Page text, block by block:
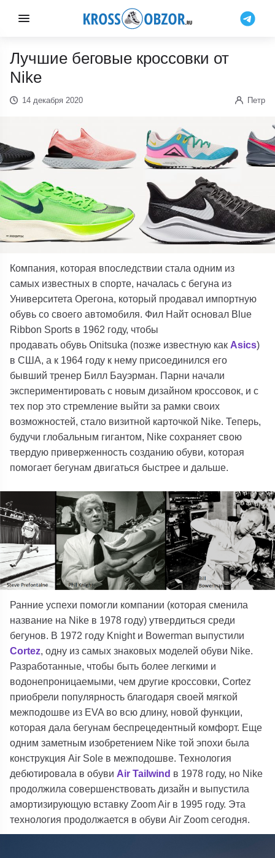
Лучшие беговые кроссовки от
Nike
14 декабря 2020 Петр
Компания, которая впоследствии стала одним из
самых известных в спорте, началась с бегуна из
Университета Орегона, который продавал импортную
обувь со своего автомобиля. Фил Найт основал Blue
Ribbon Sports в 1962 году, чтобы
продавать обувь Onitsuka (позже известную как Asics)
в США, а к 1964 году к нему присоединился его
бывший тренер Билл Бауэрман. Парни начали
экспериментировать с новым дизайном кроссовок, и с
тех пор это стремление выйти за рамки своих
возможностей, стало визитной карточкой Nike. Теперь,
будучи глобальным гигантом, Nike сохраняет свою
твердую приверженность созданию обуви, которая
помогает бегунам двигаться быстрее и дальше.
Ранние успехи помогли компании (которая сменила
название на Nike в 1978 году) утвердиться среди
бегунов. В 1972 году Knight и Bowerman выпустили
Cortez, одну из самых знаковых моделей обуви Nike.
Разработанные, чтобы быть более легкими и
водонепроницаемыми, чем другие кроссовки, Cortez
приобрели популярность благодаря своей мягкой
межподошве из EVA во всю длину, новой функции,
которая дала бегунам беспрецедентный комфорт. Еще
одним заметным изобретением Nike той эпохи была
конструкция Air Sole в межподошве. Технология
дебютировала в обуви Air Tailwind в 1978 году, но Nike
продолжила совершенствовать дизайн и выпустила
амортизирующую вставку Zoom Air в 1995 году. Эта
технология продолжается в обуви Air Zoom сегодня.